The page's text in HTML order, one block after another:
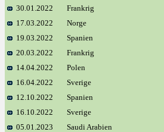
30.01.2022
Frankrig
17.03.2022
Norge
19.03.2022
Spanien
20.03.2022
Frankrig
14.04.2022
Polen
16.04.2022
Sverige
12.10.2022
Spanien
16.10.2022
Sverige
05.01.2023
Saudi Arabien